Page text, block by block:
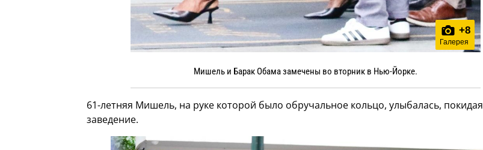
+8
Галерея
Мишель и Барак Обама замечены во вторник в Нью-Йорке.
61-летняя Мишель, на руке которой было обручальное кольцо, улыбалась, покидая
заведение.